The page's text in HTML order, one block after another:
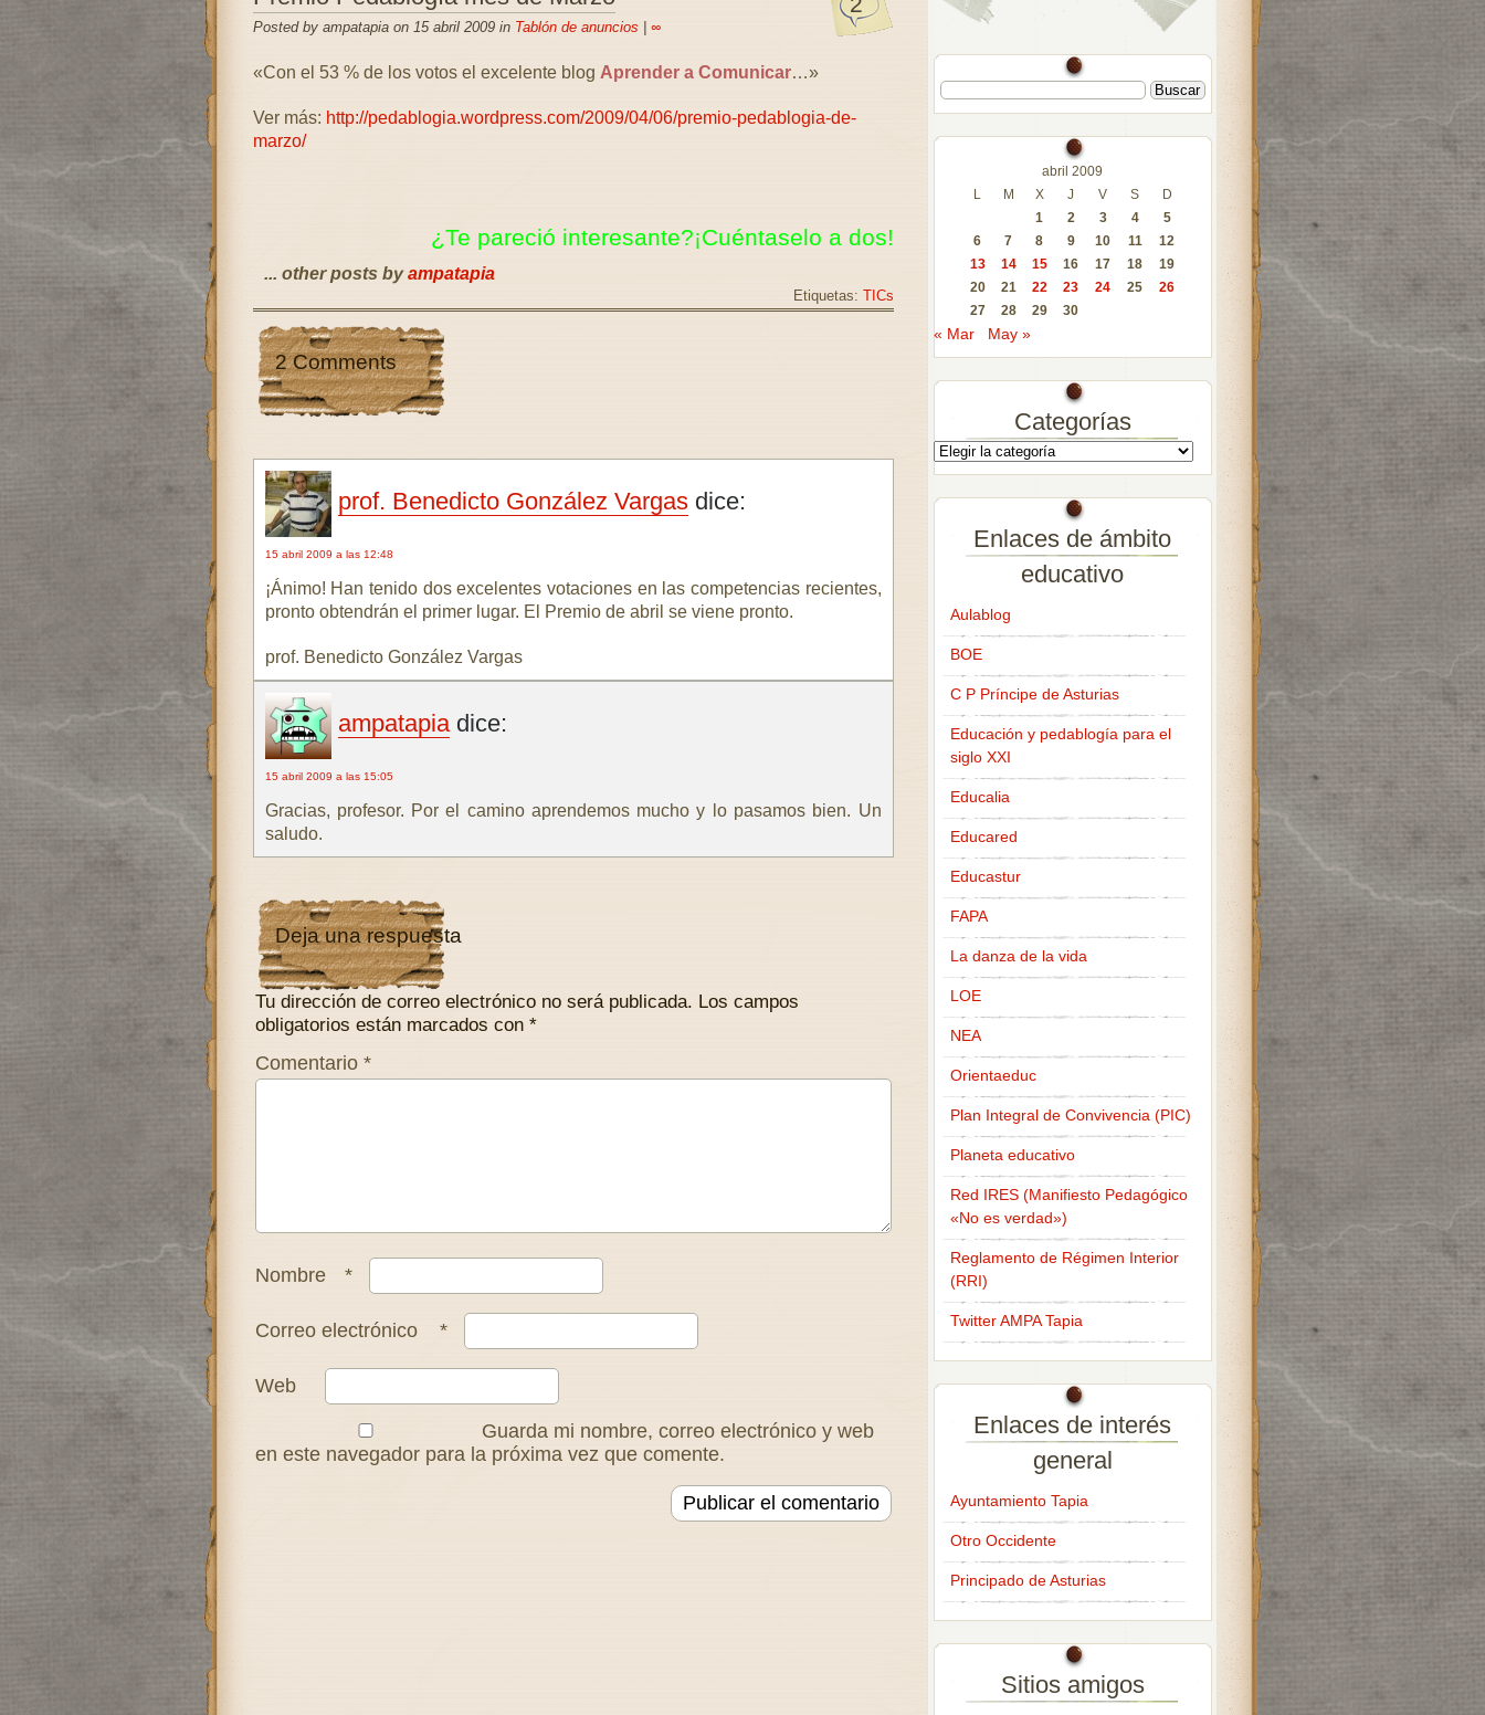
Posted by ampatapia on 15 abril 2009 in Tablón de anuncios ∞
«Con el 53 % de los votos el excelente blog Aprender a Comunicar…»
Ver más: http://pedablogia.wordpress.com/2009/04/06/premio-pedablogia-de-
marzo/
¿Te pareció interesante?¡Cuéntaselo a dos!
... other posts byampatapia
Etiquetas: TICs
2 Comments
prof. Benedicto González Vargas dice:
15 abril 2009 a las 12:48
¡Ánimo! Han tenido dos excelentes votaciones en las competencias recientes,
pronto obtendrán el primer lugar. El Premio de abril se viene pronto.
prof. Benedicto González Vargas
ampatapia dice:
15 abril 2009 a las 15:05
Gracias, profesor. Por el camino aprendemos mucho y lo pasamos bien. Un
saludo.
Deja una respuesta
Tu dirección de correo electrónico no será publicada. Los campos
obligatorios están marcados con *
Comentario *
Nombre *
Correo electrónico *
Web
Guarda mi nombre, correo electrónico y web
en este navegador para la próxima vez que comente.
abril 2009
L
M X J V S
D
1
2 3 4
5
6
7 8 9 10 11
12
13
14 15 16 17 18
19
20
21 22 23 24 25
26
27
28 29 30
« Mar May »
Categorías
Enlaces de ámbito
educativo
Aulablog
BOE
C P Príncipe de Asturias
Educación y pedablogía para el
siglo XXI
Educalia
Educared
Educastur
FAPA
La danza de la vida
LOE
NEA
Orientaeduc
Plan Integral de Convivencia (PIC)
Planeta educativo
Red IRES (Manifiesto Pedagógico
«No es verdad»)
Reglamento de Régimen Interior
(RRI)
Twitter AMPA Tapia
Enlaces de interés
general
Ayuntamiento Tapia
Otro Occidente
Principado de Asturias
Sitios amigos